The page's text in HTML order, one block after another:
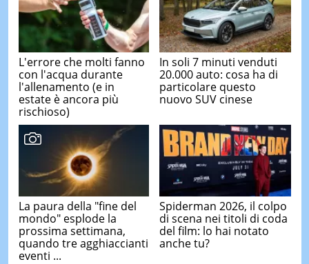
L'errore che molti fanno
con l'acqua durante
l'allenamento (e in
estate è ancora più
rischioso)
In soli 7 minuti venduti
20.000 auto: cosa ha di
particolare questo
nuovo SUV cinese
La paura della "fine del
mondo" esplode la
prossima settimana,
quando tre agghiaccianti
eventi ...
Spiderman 2026, il colpo
di scena nei titoli di coda
del film: lo hai notato
anche tu?